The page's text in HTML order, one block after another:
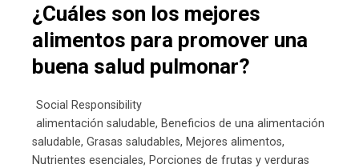
¿Cuáles son los mejores
alimentos para promover una
buena salud pulmonar?
Social Responsibility
alimentación saludable, Beneficios de una alimentación
saludable, Grasas saludables, Mejores alimentos,
Nutrientes esenciales, Porciones de frutas y verduras